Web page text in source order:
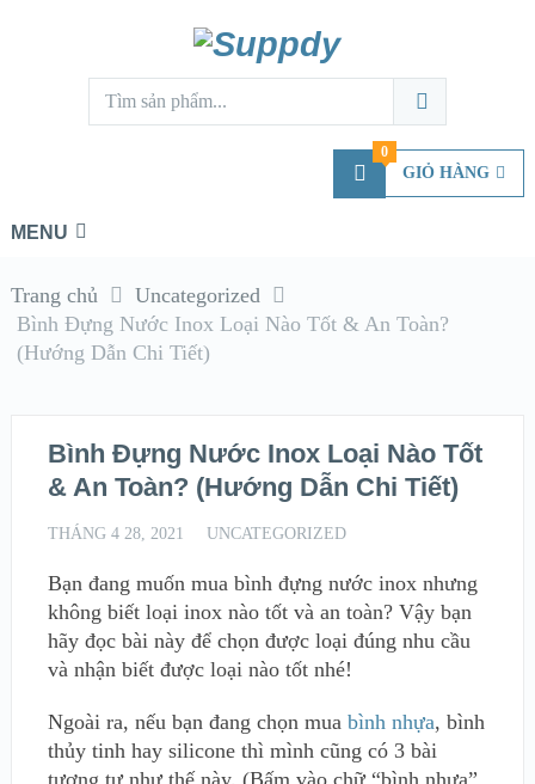
GIỎ HÀNG
0
MENU
Trang chủ
Uncategorized
Bình Đựng Nước Inox Loại Nào Tốt & An Toàn?
(Hướng Dẫn Chi Tiết)
Bình Đựng Nước Inox Loại Nào Tốt
& An Toàn? (Hướng Dẫn Chi Tiết)
THÁNG 4 28, 2021 UNCATEGORIZED
Bạn đang muốn mua bình đựng nước inox nhưng
không biết loại inox nào tốt và an toàn? Vậy bạn
hãy đọc bài này để chọn được loại đúng nhu cầu
và nhận biết được loại nào tốt nhé!
Ngoài ra, nếu bạn đang chọn mua bình nhựa, bình
thủy tinh hay silicone thì mình cũng có 3 bài
tương tự như thế này. (Bấm vào chữ “bình nhựa”